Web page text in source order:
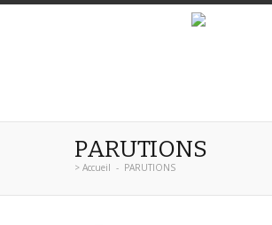
PARUTIONS
> Accueil - PARUTIONS